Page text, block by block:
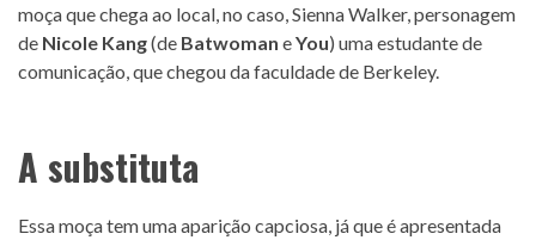
moça que chega ao local, no caso, Sienna Walker, personagem
de Nicole Kang(de Batwoman eYou) uma estudante de
comunicação, que chegou da faculdade de Berkeley.
A substituta
Essa moça tem uma aparição capciosa, já que é apresentada